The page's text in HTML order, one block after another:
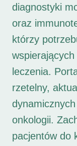
diagnostyki
oraz
którzy
leczenia.
rzetelny,
onkologii.
pacjentów do